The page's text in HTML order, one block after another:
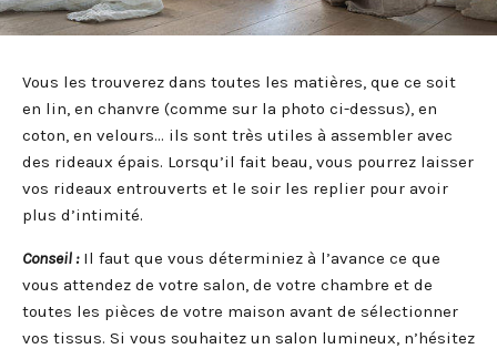
Vous les trouverez dans toutes les matières, que ce soit
en lin, en chanvre (comme sur la photo ci-dessus), en
coton, en velours… ils sont très utiles à assembler avec
des rideaux épais. Lorsqu’il fait beau, vous pourrez laisser
vos rideaux entrouverts et le soir les replier pour avoir
plus d’intimité.
Conseil :Il faut que vous déterminiez à l’avance ce que
vous attendez de votre salon, de votre chambre et de
toutes les pièces de votre maison avant de sélectionner
vos tissus. Si vous souhaitez un salon lumineux, n’hésitez